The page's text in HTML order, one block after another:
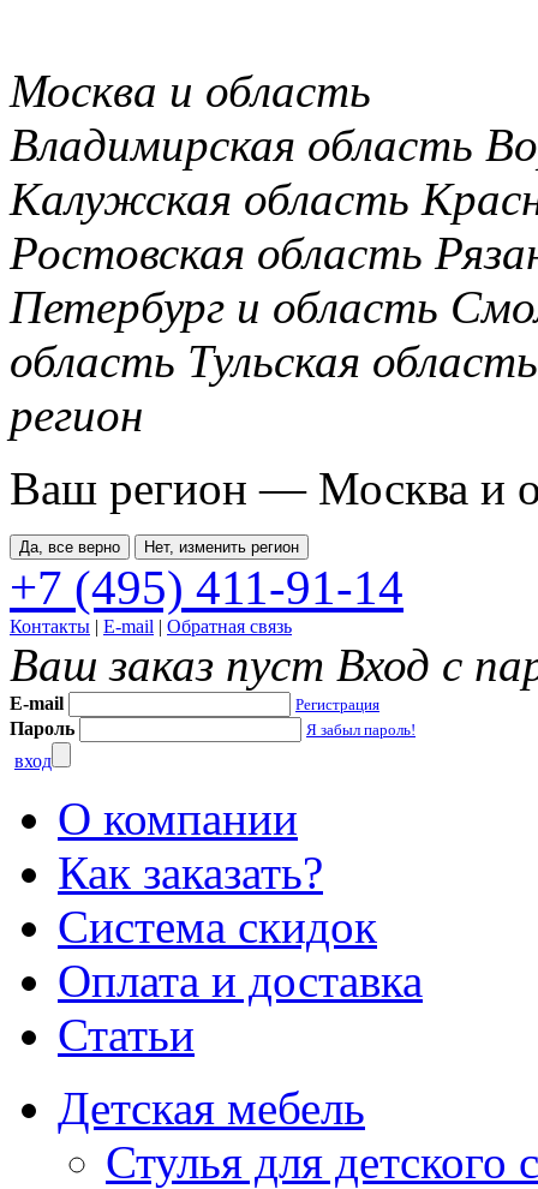
Москва и область
Владимирская область
Калужская область
Ростовская область
Петербург и область
область Тульская область
регион
Ваш регион — Москва и
Да, все верно Нет, изменить регион
+7 (495) 411-91-14
Контакты | E-mail | Обратная связь
Ваш заказ пуст Вход с
E-mail Регистрация
Пароль Я забыл пароль!
вход
О компании
Как заказать?
Система скидок
Оплата и доставка
Статьи
Детская мебель
Стулья для детского